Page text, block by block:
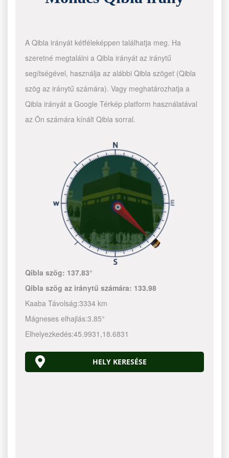
A Qibla irányát kétféleképpen találhatja meg. Ha
szeretné megtalálni a Qibla irányát az iránytű
segítségével, használja az alábbi Qibla szöget (Qibla
szög az iránytű számára). Vagy meghatározhatja a
Qibla irányát a Google Térkép platform használatával
az Ön számára kínált Qibla sorral.
Qibla szög: 137.83°
Qibla szög az iránytű számára: 133.98
Kaaba Távolság:3334 km
Mágneses elhajlás:3.85°
Elhelyezkedés:45.9931 ,18.6831
HELY KERESÉSE